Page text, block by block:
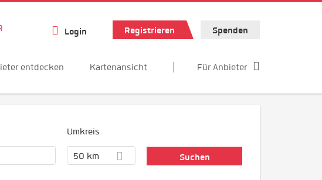
Login Registrieren Spenden
entdecken Kartenansicht Für Anbieter
Umkreis
50 km